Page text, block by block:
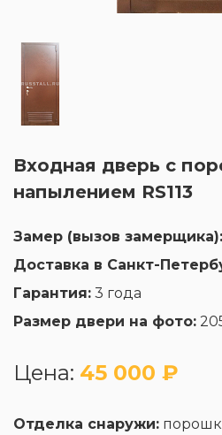
Входная дверь с
напылением RS113
Замер (вызов замерщика):
Доставка в Санкт-
Гарантия: 3 года
Размер двери на фото:
Цена: 45 000 ₽
Отделка снаружи: